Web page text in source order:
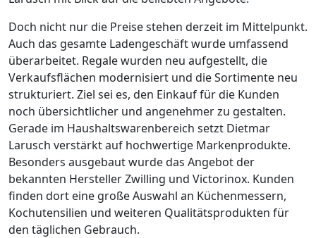
Doch nicht nur die Preise stehen derzeit im Mittelpunkt.
Auch das gesamte Ladengeschäft wurde umfassend
überarbeitet. Regale wurden neu aufgestellt, die
Verkaufsflächen modernisiert und die Sortimente neu
strukturiert. Ziel sei es, den Einkauf für die Kunden
noch übersichtlicher und angenehmer zu gestalten.
Gerade im Haushaltswarenbereich setzt Dietmar
Larusch verstärkt auf hochwertige Markenprodukte.
Besonders ausgebaut wurde das Angebot der
bekannten Hersteller Zwilling und Victorinox. Kunden
finden dort eine große Auswahl an Küchenmessern,
Kochutensilien und weiteren Qualitätsprodukten für
den täglichen Gebrauch.